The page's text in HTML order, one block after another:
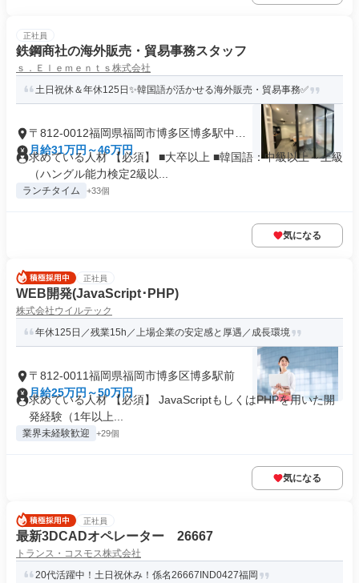
正社員
鉄鋼商社の海外販売・貿易事務スタッフ
ｓ．Ｅｌｅｍｅｎｔｓ株式会社
土日祝休＆年休125日✨韓国語が活かせる海外販売・貿易事務✅
〒812-0012福岡県福岡市博多区博多駅中央
街
月給31万円～46万円
求めている人材 【必須】 ■大卒以上 ■韓国語：中級以上～上級
（ハングル能力検定2級以...
ランチタイム +33個
気になる
正社員
WEB開発(JavaScript･PHP)
株式会社ウイルテック
年休125日／残業15h／上場企業の安定感と厚遇／成長環境
〒812-0011福岡県福岡市博多区博多駅前
月給25万円～50万円
求めている人材 【必須】 JavaScriptもしくはPHPを用いた開
発経験（1年以上...
業界未経験歓迎 +29個
気になる
正社員
最新3DCADオペレーター 26667
トランス・コスモス株式会社
20代活躍中！土日祝休み！係名26667IND0427福岡